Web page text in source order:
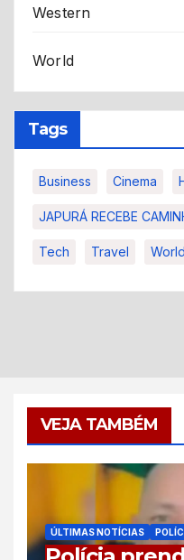
Western
World
Tags
Business Cinema
JAPURÁ RECEBE
Tech Travel World
VEJA TAMBÉM
ÚLTIMAS NOTÍCIAS